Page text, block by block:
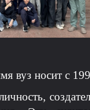
вуз носит с